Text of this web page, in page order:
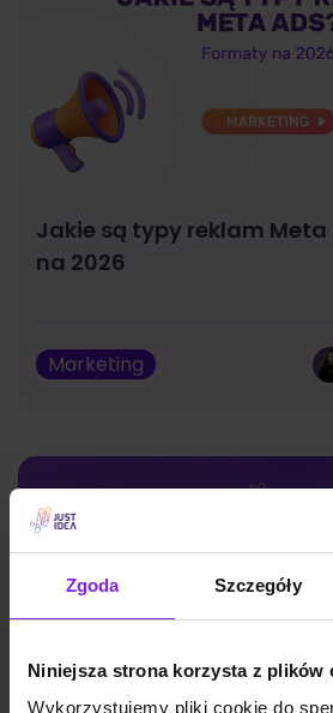
Zgoda Szczegóły
Niniejsza strona korzysta z plików
Wykorzystujemy pliki cookie do
Jakie są typy reklam
na 2026
Marketing